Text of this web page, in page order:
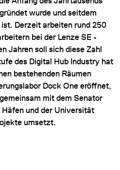
wurde und seitdem
Derzeit arbeiten rund 250
bei der Lenze SE -
Jahren soll sich diese Zahl
des Digital Hub Industry hat
bestehenden Räumen
Dock One eröffnet,
mit dem Senator
und der Universität
umsetzt.